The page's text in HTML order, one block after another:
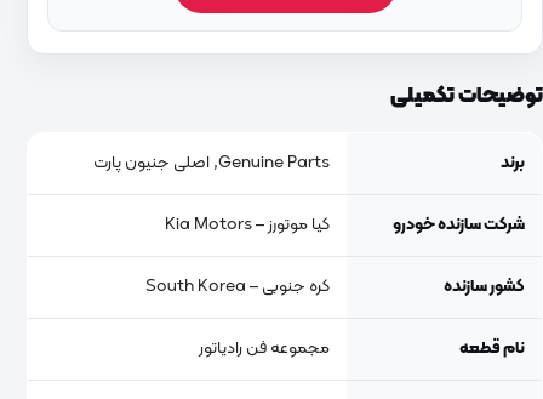
توضیحات تکمیلی
برند Genuine Parts, اصلی جنیون پارت
شرکت سازنده خودرو کیا موتورز – Kia Motors
کشور سازنده کره جنوبی – South Korea
نام قطعه مجموعه فن رادیاتور